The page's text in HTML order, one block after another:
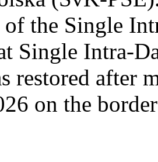
the Single
Single Intra-
restored after
on the